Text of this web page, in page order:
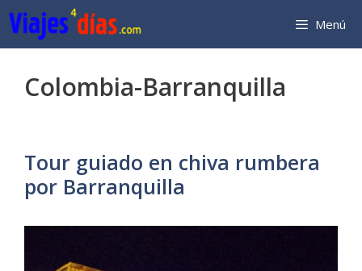
Saltar
al
contenido
Menú
Colombia-Barranquilla
Tour guiado en chiva rumbera
por Barranquilla